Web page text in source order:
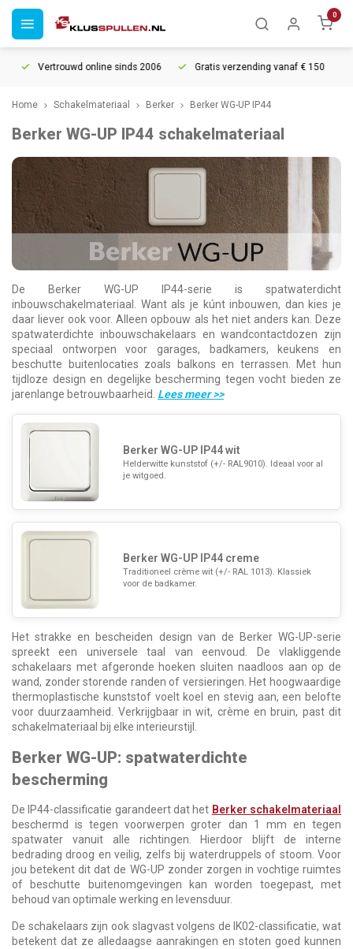
0
Vertrouwd online sinds 2006 Gratis verzending vanaf € 150
Home Schakelmateriaal Berker Berker WG-UP IP44
Berker WG-UP IP44 schakelmateriaal
De Berker WG-UP IP44-serie is spatwaterdicht
inbouwschakelmateriaal. Want als je kúnt inbouwen, dan kies je
daar liever ook voor. Alleen opbouw als het niet anders kan. Deze
spatwaterdichte inbouwschakelaars en wandcontactdozen zijn
speciaal ontworpen voor garages, badkamers, keukens en
beschutte buitenlocaties zoals balkons en terrassen. Met hun
tijdloze design en degelijke bescherming tegen vocht bieden ze
jarenlange betrouwbaarheid. Lees meer>>
Berker WG-UP IP44 wit
Helderwitte kunststof (+/- RAL9010). Ideaal voor al
je witgoed.
Berker WG-UP IP44 creme
Traditioneel crème wit (+/- RAL 1013). Klassiek
voor de badkamer.
Het strakke en bescheiden design van de Berker WG-UP-serie
spreekt een universele taal van eenvoud. De vlakliggende
schakelaars met afgeronde hoeken sluiten naadloos aan op de
wand, zonder storende randen of versieringen. Het hoogwaardige
thermoplastische kunststof voelt koel en stevig aan, een belofte
voor duurzaamheid. Verkrijgbaar in wit, crème en bruin, past dit
schakelmateriaal bij elke interieurstijl.
Berker WG-UP: spatwaterdichte
bescherming
De IP44-classificatie garandeert dat het Berker schakelmateriaal
beschermd is tegen voorwerpen groter dan 1 mm en tegen
spatwater vanuit alle richtingen. Hierdoor blijft de interne
bedrading droog en veilig, zelfs bij waterdruppels of stoom. Voor
jou betekent dit dat de WG-UP zonder zorgen in vochtige ruimtes
of beschutte buitenomgevingen kan worden toegepast, met
behoud van optimale werking en levensduur.
De schakelaars zijn ook slagvast volgens de IK02-classificatie, wat
betekent dat ze alledaagse aanrakingen en stoten goed kunnen